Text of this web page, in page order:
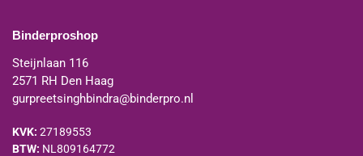
Binderproshop
Steijnlaan 116
2571 RH Den Haag
gurpreetsinghbindra@binderpro.nl
KVK: 27189553
BTW: NL809164772